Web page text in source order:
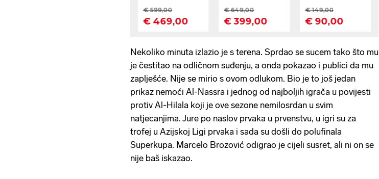
Nekoliko minuta izlazio je s terena. Sprdao se sucem tako što mu
je čestitao na odličnom suđenju, a onda pokazao i publici da mu
zaplješće. Nije se mirio s ovom odlukom. Bio je to još jedan
prikaz nemoći Al-Nassra i jednog od najboljih igrača u povijesti
protiv Al-Hilala koji je ove sezone nemilosrdan u svim
natjecanjima. Jure po naslov prvaka u prvenstvu, u igri su za
trofej u Azijskoj Ligi prvaka i sada su došli do polufinala
Superkupa. Marcelo Brozović odigrao je cijeli susret, ali ni on se
nije baš iskazao.